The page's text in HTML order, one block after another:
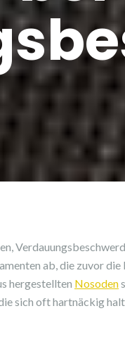
ab, die zuvor die
hergestellten Nosoden
sich oft hartnäckig